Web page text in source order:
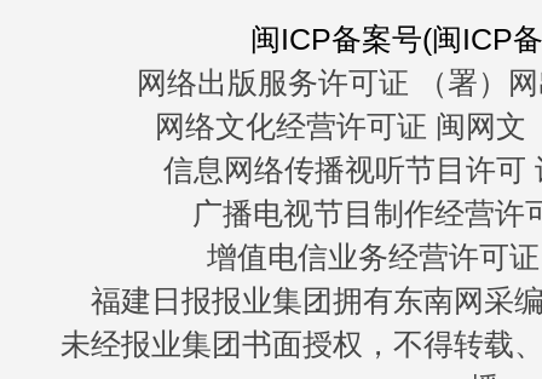
闽ICP备案号(闽ICP
网络出版服务许可证 （署）
网络文化经营许可证 闽网文
信息网络传播视听节目许可
广播电视节目制作经营许
增值电信业务经营许可
福建日报报业集团拥有东南网采
未经报业集团书面授权，不得转载